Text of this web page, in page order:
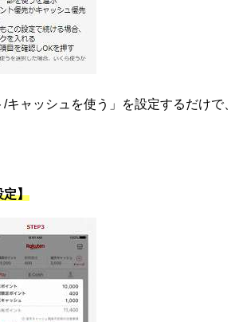
ャッシュを使う」を設定するだけで、
定】